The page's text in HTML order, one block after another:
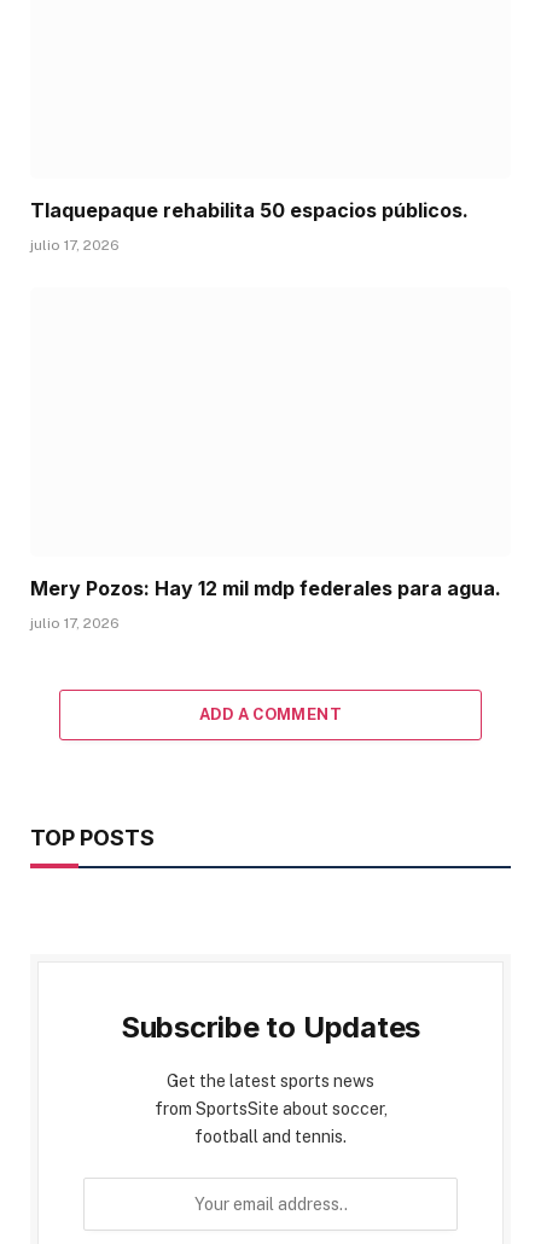
Tlaquepaque rehabilita 50 espacios públicos.
julio 17, 2026
Mery Pozos: Hay 12 mil mdp federales para agua.
julio 17, 2026
ADD A COMMENT
TOP POSTS
Subscribe to Updates
Get the latest sports news
from SportsSite about soccer,
football and tennis.